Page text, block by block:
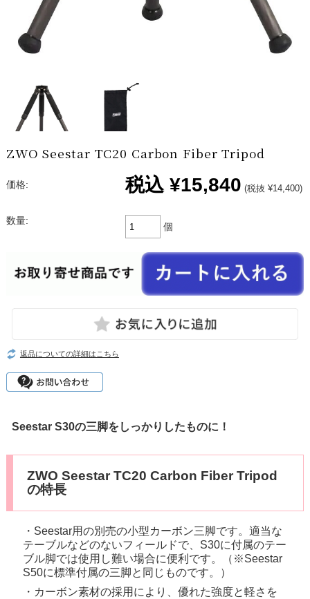
ZWO Seestar TC20 Carbon Fiber Tripod
価格: 税込 ¥15,840 (税抜 ¥14,400)
数量:
個
返品についての詳細はこちら
Seestar S30の三脚をしっかりしたものに！
ZWO Seestar TC20 Carbon Fiber Tripod
の特長
・Seestar用の別売の小型カーボン三脚です。適当な
テーブルなどのないフィールドで、S30に付属のテー
ブル脚では使用し難い場合に便利です。（※Seestar
S50に標準付属の三脚と同じものです。）
・カーボン素材の採用により、優れた強度と軽さを